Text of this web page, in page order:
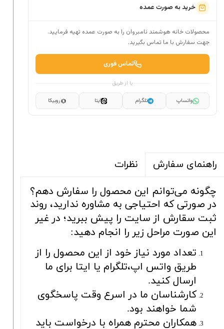
خرید به صورت عمده
محصولات خانه هوشمند نامبروان را به صورت عمده تهیه فرمایید.
جهت سفارش با ما تماس بگیرید.
تماس فوری
یا از طریق
واتساپ تلگرام ایتا روبیکا
راهنمای سفارش نظرات
چگونه می‌توانم این محصول را سفارش دهم؟
در صورتی که احتیاجی به مشاوره ندارید، روند
ثبت سقارش از سایت را پیش ببرید؛ در غیر
این صورت مراحل زیر را انجام دهید:
تعداد مورد نیاز خود از این محصول را از
طریق واتس اپ،تلگرام یا ایتا برای ما
ارسال کنید.
کارشناسان ما در اسرع وقت پاسخگوی
شما خواهند بود.
همکاران محترم همراه با درخواست باید